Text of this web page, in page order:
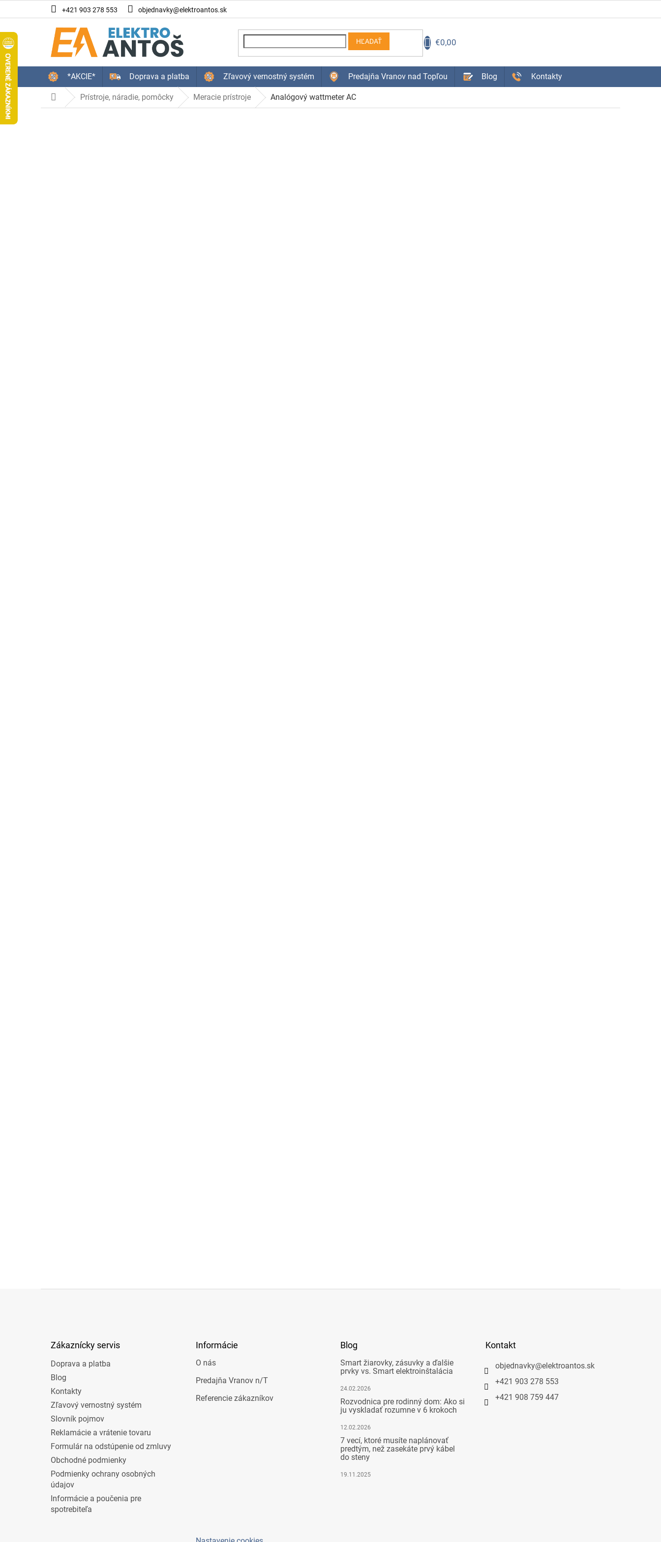
na
+421 903 278 553 objednavky@elektroantos.sk
HĽADAŤ
KOŠÍK
€0,00
*AKCIE* Doprava a platba Zľavový vernostný systém Predajňa Vranov nad Topľou Blog Kontakty
DomovPrístroje, náradie, pomôcky Meracie prístroje Analógový wattmeter AC
Zákaznícky servis
Doprava a platba
Blog
Kontakty
Zľavový vernostný systém
Slovník pojmov
Reklamácie a vrátenie tovaru
Formulár na odstúpenie od zmluvy
Obchodné podmienky
Podmienky ochrany osobných
údajov
Informácie a poučenia pre
spotrebiteľa
Informácie
O nás
Predajňa Vranov n/T
Referencie zákazníkov
Blog
Smart žiarovky, zásuvky a ďalšie
prvky vs. Smart elektroinštalácia
24.02.2026
Rozvodnica pre rodinný dom: Ako si
ju vyskladať rozumne v 6 krokoch
12.02.2026
7 vecí, ktoré musíte naplánovať
predtým, než zasekáte prvý kábel
do steny
19.11.2025
Kontakt
objednavky@elektroantos.sk
+421 903 278 553
+421 908 759 447